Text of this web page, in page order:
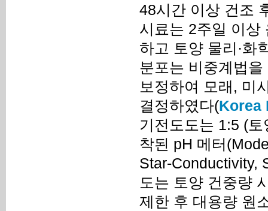
48시간 이상 건조
시료는 2주일 이상
하고 토양 물리·화
분포는 비중계법
보정하여 모래, 미
결정하였다(Korea
기전도도는 1:5 (
착된 pH 메터
Star-Conductivity,
도는 토양 건중량
제한 후 대용량 원